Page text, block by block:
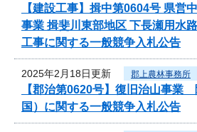
【建設工事】揖中第0604号 県営
事業 揖斐川東部地区 下長瀬用水
工事に関する一般競争入札公告
2025年2月18日更新 郡上農林事務所
【郡治第0620号】復旧治山事業
国）に関する一般競争入札公告